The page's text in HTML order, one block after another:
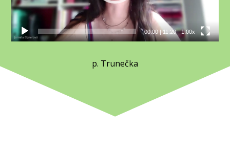
00:00|11:20 1.00x
p. Trunečka